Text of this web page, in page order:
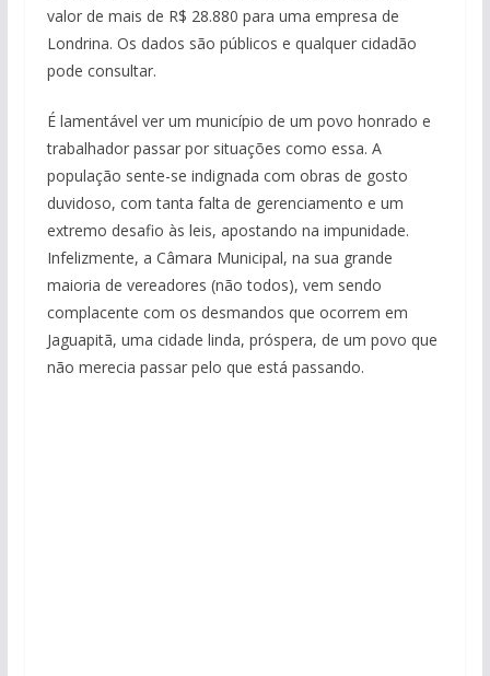
valor de mais de R$ 28.880 para uma empresa de
Londrina. Os dados são públicos e qualquer cidadão
pode consultar.
É lamentável ver um município de um povo honrado e
trabalhador passar por situações como essa. A
população sente-se indignada com obras de gosto
duvidoso, com tanta falta de gerenciamento e um
extremo desafio às leis, apostando na impunidade.
Infelizmente, a Câmara Municipal, na sua grande
maioria de vereadores (não todos), vem sendo
complacente com os desmandos que ocorrem em
Jaguapitã, uma cidade linda, próspera, de um povo que
não merecia passar pelo que está passando.